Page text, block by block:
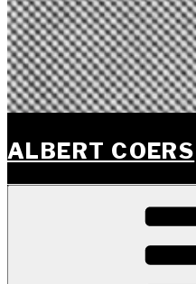
ALBERT COERS